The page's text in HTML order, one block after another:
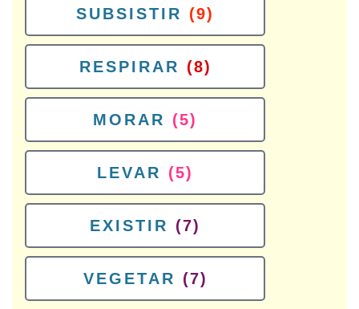
SUBSISTIR (9)
RESPIRAR (8)
MORAR (5)
LEVAR (5)
EXISTIR (7)
VEGETAR (7)